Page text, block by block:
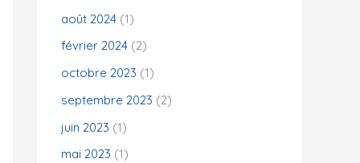
août 2024 (1)
février 2024 (2)
octobre 2023 (1)
septembre 2023 (2)
juin 2023 (1)
mai 2023 (1)